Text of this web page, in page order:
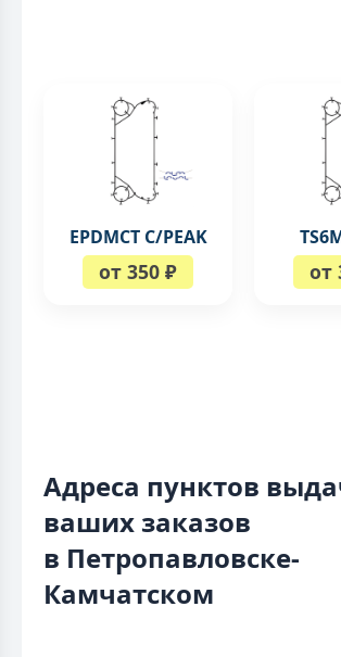
EPDMCT C/PEAK
от 350 ₽ от
Адреса пунктов
ваших заказов
в Петропавловске-
Камчатском